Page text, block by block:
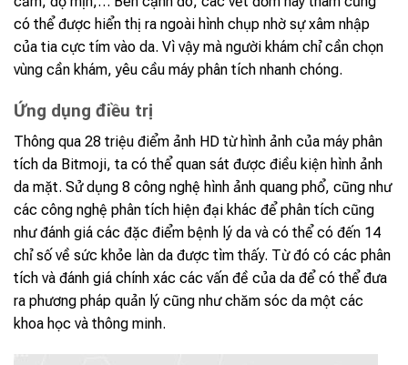
có thể được hiển thị ra ngoài hình chụp nhờ sự xâm nhập
của tia cực tím vào da. Vì vậy mà người khám chỉ cần chọn
vùng cần khám, yêu cầu máy phân tích nhanh chóng.
Ứng dụng điều trị
Thông qua 28 triệu điểm ảnh HD từ hình ảnh của máy phân
tích da Bitmoji, ta có thể quan sát được điều kiện hình ảnh
da mặt. Sử dụng 8 công nghệ hình ảnh quang phổ, cũng như
các công nghệ phân tích hiện đại khác để phân tích cũng
như đánh giá các đặc điểm bệnh lý da và có thể có đến 14
chỉ số về sức khỏe làn da được tìm thấy. Từ đó có các phân
tích và đánh giá chính xác các vấn đề của da để có thể đưa
ra phương pháp quản lý cũng như chăm sóc da một các
khoa học và thông minh.